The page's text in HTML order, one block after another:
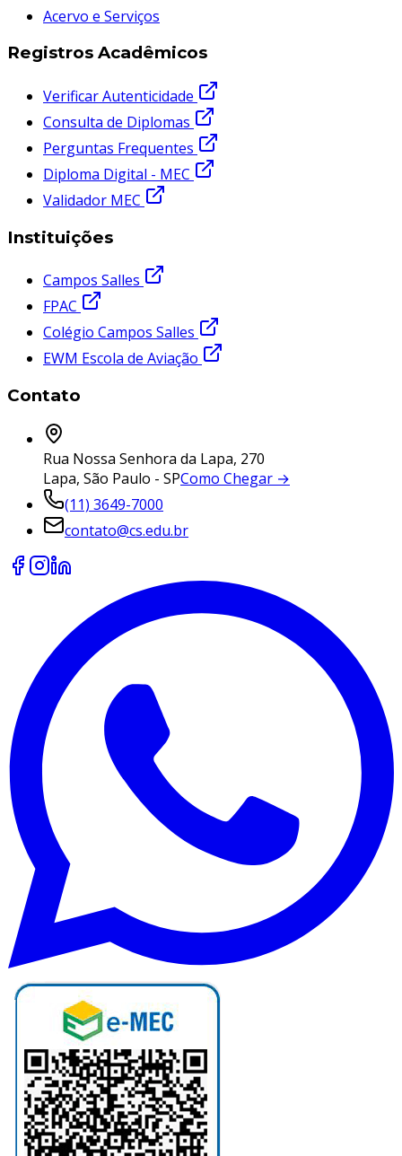
Acervo e Serviços
Registros Acadêmicos
Verificar Autenticidade
Consulta de Diplomas
Perguntas Frequentes
Diploma Digital - MEC
Validador MEC
Instituições
Campos Salles
FPAC
Colégio Campos Salles
EWM Escola de Aviação
Contato
Rua Nossa Senhora da Lapa, 270
Lapa, São Paulo - SPComo Chegar →
(11) 3649-7000
contato@cs.edu.br